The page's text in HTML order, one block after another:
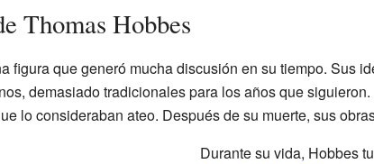
Thomas Hobbes
figura que generó mucha discusión en su tiempo. Sus
demasiado tradicionales para los años que
lo consideraban ateo. Después de su muerte, sus
Durante su vida, Hobbes